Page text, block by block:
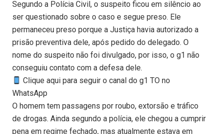
Segundo a Polícia Civil, o suspeito ficou em silêncio ao
ser questionado sobre o caso e segue preso. Ele
permaneceu preso porque a Justiça havia autorizado a
prisão preventiva dele, após pedido do delegado. O
nome do suspeito não foi divulgado, por isso, o g1 não
conseguiu contato com a defesa dele.
Clique aqui para seguir o canal do g1 TO no
WhatsApp
O homem tem passagens por roubo, extorsão e tráfico
de drogas. Ainda segundo a polícia, ele chegou a cumprir
pena em regime fechado, mas atualmente estava em